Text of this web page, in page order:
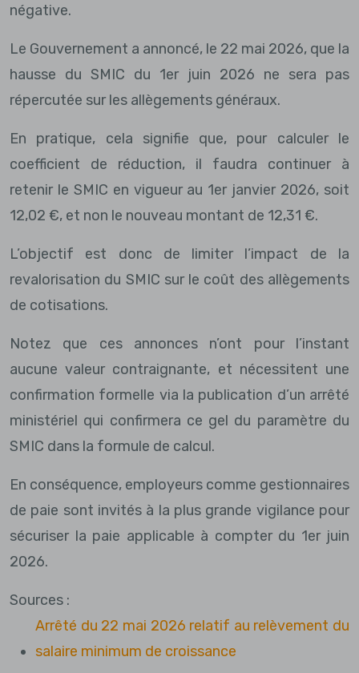
négative.
Le Gouvernement a annoncé, le 22 mai 2026, que la
hausse du SMIC du 1er juin 2026 ne sera pas
répercutée sur les allègements généraux.
En pratique, cela signifie que, pour calculer le
coefficient de réduction, il faudra continuer à
retenir le SMIC en vigueur au 1er janvier 2026, soit
12,02 €, et non le nouveau montant de 12,31 €.
L’objectif est donc de limiter l’impact de la
revalorisation du SMIC sur le coût des allègements
de cotisations.
Notez que ces annonces n’ont pour l’instant
aucune valeur contraignante, et nécessitent une
confirmation formelle via la publication d’un arrêté
ministériel qui confirmera ce gel du paramètre du
SMIC dans la formule de calcul.
En conséquence, employeurs comme gestionnaires
de paie sont invités à la plus grande vigilance pour
sécuriser la paie applicable à compter du 1er juin
2026.
Sources :
Arrêté du 22 mai 2026 relatif au relèvement du
salaire minimum de croissance